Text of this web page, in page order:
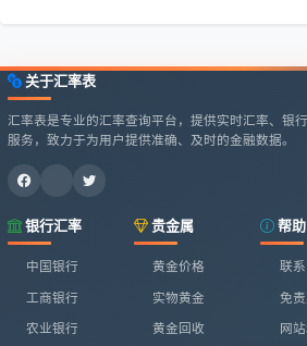
关于汇率表
汇率表是专业的汇率查询平台，提供实时汇率、银
服务，致力于为用户提供准确、及时的金融数据。
银行汇率
中国银行
工商银行
农业银行
贵金属
黄金价格
实物黄金
黄金回收
帮
联
免
网